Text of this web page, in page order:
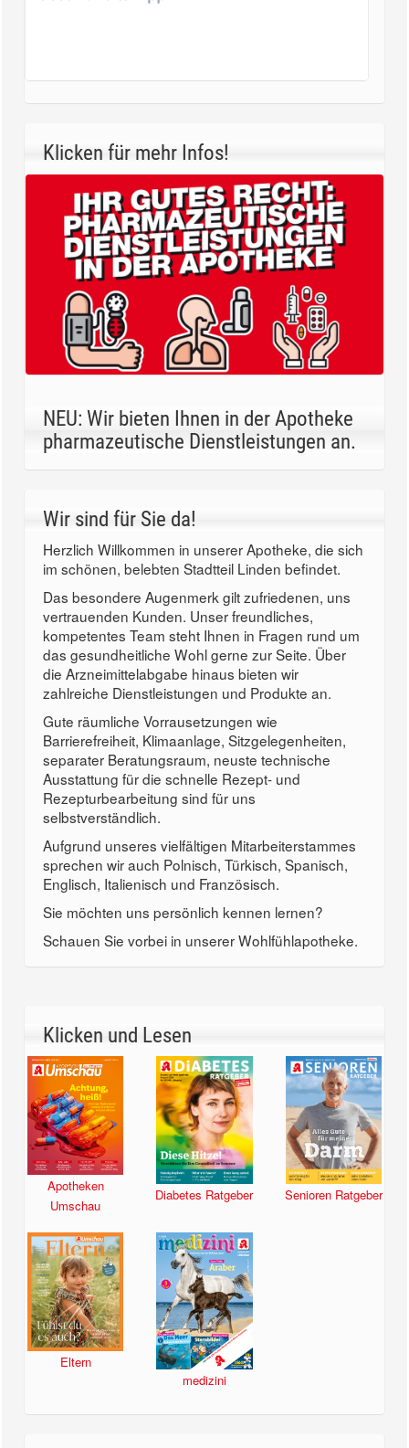
Klicken für mehr Infos!
NEU: Wir bieten Ihnen in der Apotheke
pharmazeutische Dienstleistungen an.
Wir sind für Sie da!
Herzlich Willkommen in unserer Apotheke, die sich
im schönen, belebten Stadtteil Linden befindet.
Das besondere Augenmerk gilt zufriedenen, uns
vertrauenden Kunden. Unser freundliches,
kompetentes Team steht Ihnen in Fragen rund um
das gesundheitliche Wohl gerne zur Seite. Über
die Arzneimittelabgabe hinaus bieten wir
zahlreiche Dienstleistungen und Produkte an.
Gute räumliche Vorrausetzungen wie
Barrierefreiheit, Klimaanlage, Sitzgelegenheiten,
separater Beratungsraum, neuste technische
Ausstattung für die schnelle Rezept- und
Rezepturbearbeitung sind für uns
selbstverständlich.
Aufgrund unseres vielfältigen Mitarbeiterstammes
sprechen wir auch Polnisch, Türkisch, Spanisch,
Englisch, Italienisch und Französisch.
Sie möchten uns persönlich kennen lernen?
Schauen Sie vorbei in unserer Wohlfühlapotheke.
Klicken und Lesen
Apotheken
Umschau
Diabetes Ratgeber Senioren Ratgeber
Eltern
medizini